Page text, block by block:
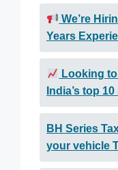
We’re
Years
Looking
India’s top
BH Series
your vehicle